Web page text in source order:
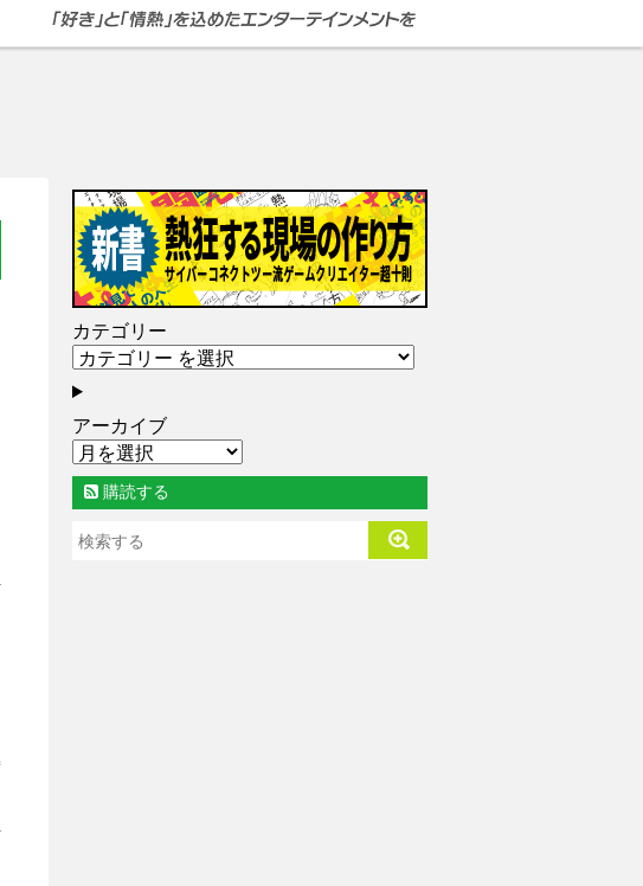
カテゴリー
アーカイブ
購読する